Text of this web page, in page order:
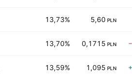
13,73% 5,60 PLN
13,70% 0,1715 PLN
13,59% 1,095 PLN